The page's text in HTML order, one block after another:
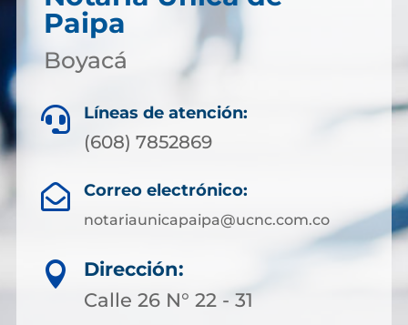
Paipa
Boyacá
 Líneas de atención:
(608) 7852869
 Correo electrónico:
notariaunicapaipa@ucnc.com.co

Dirección:
Calle 26 N° 22 - 31